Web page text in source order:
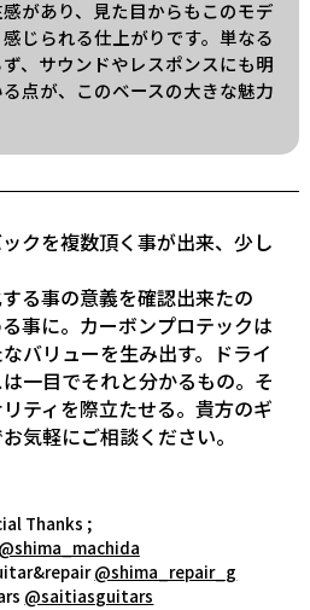
があり、見た目からもこのモデ
じられる仕上がりです。単なる
、サウンドやレスポンスにも明
点が、このベースの大きな魅力
クを複数頂く事が出来、少し
る事の意義を確認出来たの
事に。カーボンプロテックは
バリューを生み出す。ドライ
一目でそれと分かるもの。そ
ティを際立たせる。貴方のギ
気軽にご相談ください。
Thanks ;
@shima_machida
@shima_repair_g
@saitiasguitars